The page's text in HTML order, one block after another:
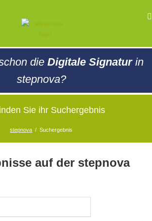
die Digitale Signaturin
stepnova?
Sie ihr Suchergebnis
stepnova Suchergebnis
auf der stepnova